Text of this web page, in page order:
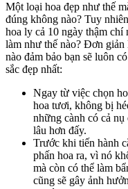
Một loại hoa đẹp như thế
đúng không nào? Tuy
hoa ly cả 10 ngày thậm chí
làm như thế nào? Đơn
nào đảm bảo bạn sẽ luôn
sắc đẹp nhất:
Ngay từ việc chọn
hoa tươi, không bị
những cành có cả nụ
lâu hơn đấy.
Trước khi tiến hành
phấn hoa ra, vì nó
mà còn có thể làm
cũng sẽ gây ảnh